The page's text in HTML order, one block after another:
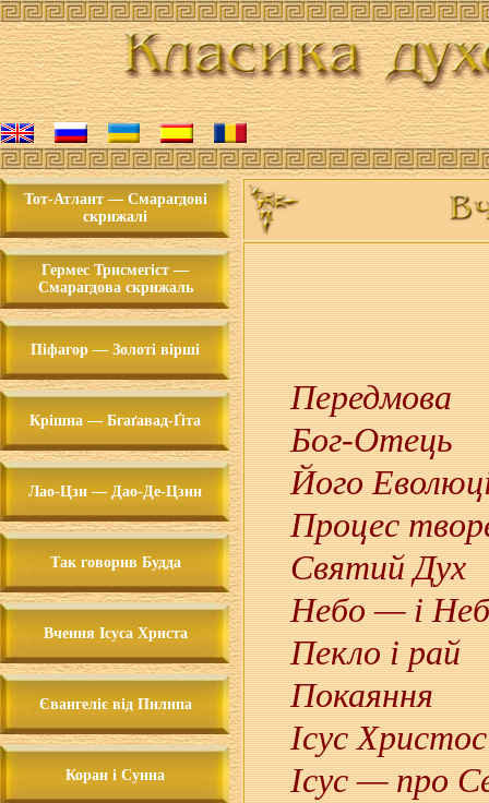
Тот-Атлант — Смарагдові
скрижалі
Гермес Трисмегіст —
Смарагдова скрижаль
Піфагор — Золоті вірші
Крішна — Бгаґавад-Ґіта
Лао-Цзи — Дао-Де-Цзин
Так говорив Будда
Вчення Ісуса Христа
Євангеліє від Пилипа
Коран і Сунна
Передмова
Бог-Отець
Його
Процес
Святий Дух
Небо — і
Пекло і рай
Покаяння
Ісус Христос
Ісус — про